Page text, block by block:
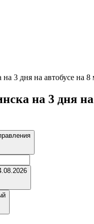
на 3 дня на